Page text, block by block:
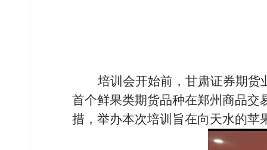
培训会开始前，甘肃证券期货
首个鲜果类期货品种在郑州商品交
措，举办本次培训旨在向天水的苹